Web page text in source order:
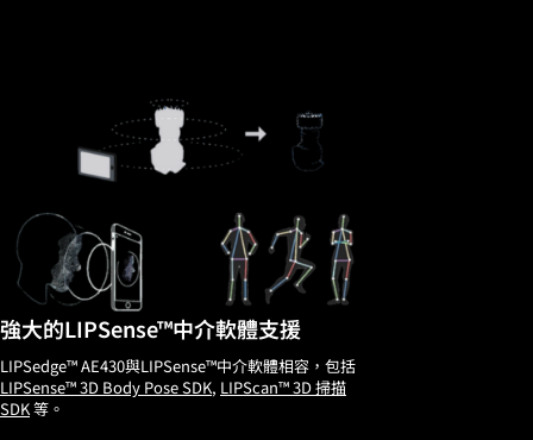
強大的LIPSense™中介軟體支援
LIPSedge™ AE430與LIPSense™中介軟體相容，包括
LIPSense™ 3D Body Pose SDK, LIPScan™ 3D 掃描
SDK等。